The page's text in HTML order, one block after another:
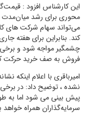
این کارشناس افزود :
محوری برای رشد میان‌مدت
می‌تواند سهام شرکت های
کند. بنابراین برای هفته
چشمگیر مواجه شود و
فروش به صف خرید حرکت
امیرباقری با اعلام
نشده ، توضیح داد: در برخی
پیش بینی می شود اما به
سرمایه‌گذاران همراه خواهد